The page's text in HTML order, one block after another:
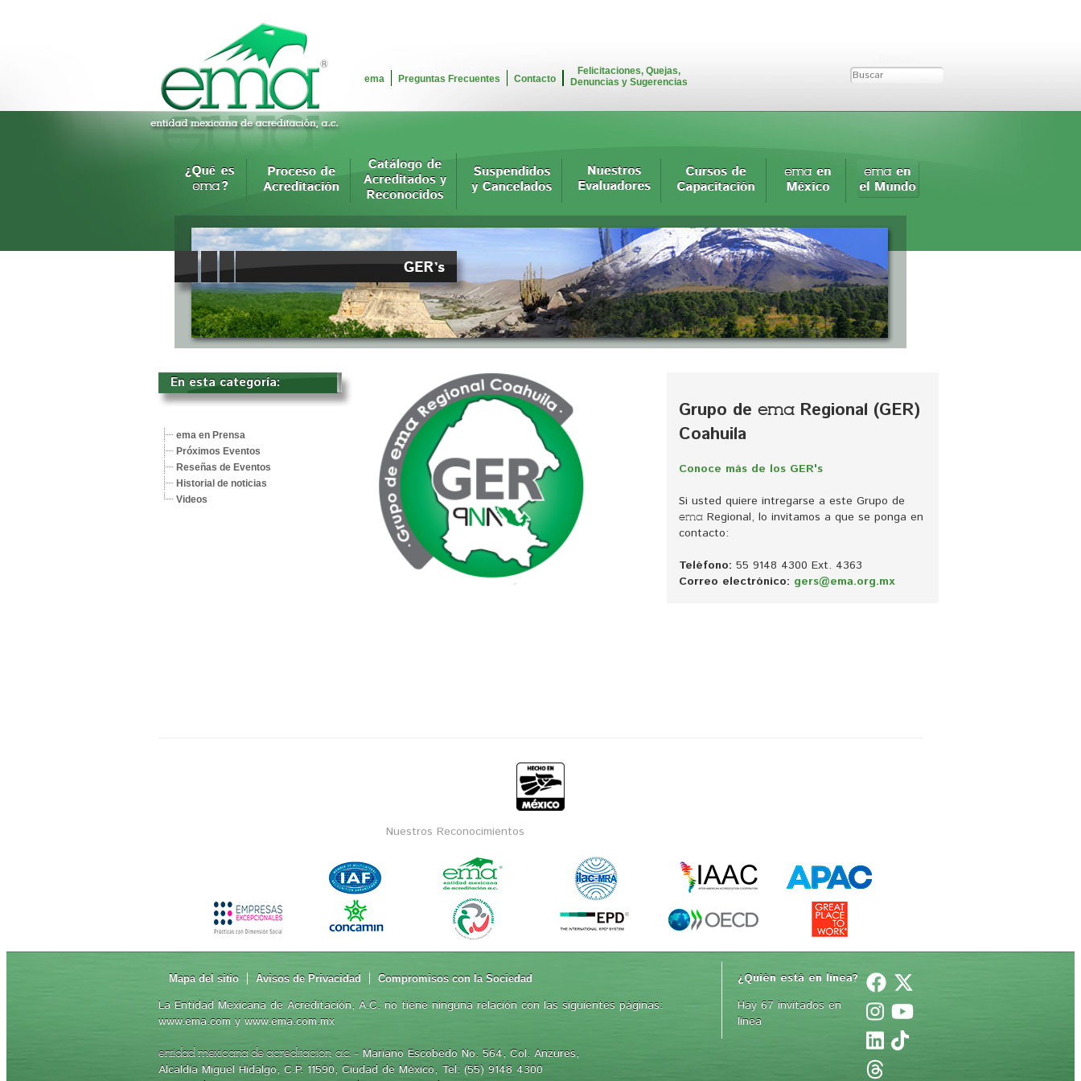
ema Preguntas Frecuentes Contacto
Felicitaciones, Quejas,
Denuncias y Sugerencias
Grupo de emaRegional (GER)
Coahuila
Conoce más de los GER's
Si usted quiere intregarse a este Grupo de
ema Regional, lo invitamos a que se ponga en
contacto:
Teléfono: 55 9148 4300 Ext. 4363
Correo electrónico: gers@ema.org.mx
En esta categoría:
ema en Prensa
Próximos Eventos
Reseñas de Eventos
Historial de noticias
Videos
Nuestros Reconocimientos
Mapa del sitio Avisos de Privacidad Compromisos con la Sociedad
La Entidad Mexicana de Acreditación, A.C. no tiene ninguna relación con las siguientes páginas:
www.ema.com y www.ema.com.mx
entidad mexicana de acreditación, a.c. - Mariano Escobedo No. 564, Col. Anzures,
Alcaldía Miguel Hidalgo, C.P. 11590, Ciudad de México, Tel: (55) 9148 4300
¿Quién está en línea?
Hay 67 invitados en
línea